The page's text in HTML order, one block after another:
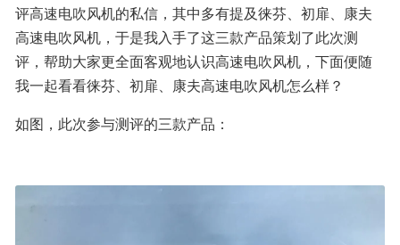
评高速电吹风机的私信，其中多有提及徕芬、初扉、康夫
高速电吹风机，于是我入手了这三款产品策划了此次测
评，帮助大家更全面客观地认识高速电吹风机，下面便随
我一起看看徕芬、初扉、康夫高速电吹风机怎么样？
如图，此次参与测评的三款产品：